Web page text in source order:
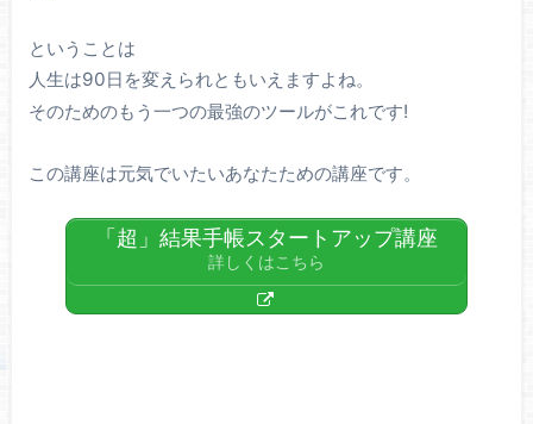
ということは
人生は90日を変えられともいえますよね。
そのためのもう一つの最強のツールがこれです!
この講座は元気でいたいあなたための講座です。
「超」結果手帳スタートアップ講座
詳しくはこちら